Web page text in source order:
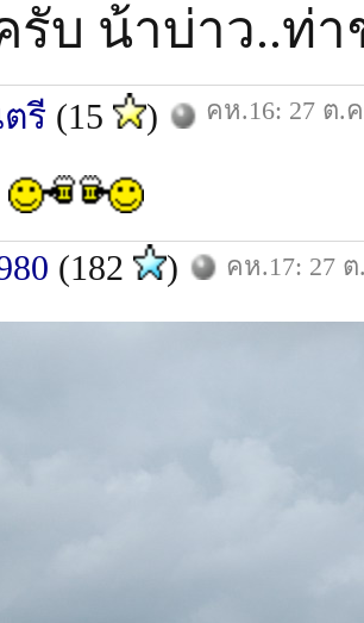
รับ น้าบ่าว..ท่
รี (15 ) คห.16: 27 ต.
(182 ) คห.17: 27